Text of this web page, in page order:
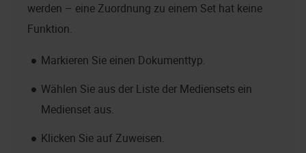
werden – eine Zuordnung zu einem Set hat keine
Funktion.
Markieren Sie einen Dokumenttyp.
Wählen Sie aus der Liste der Mediensets ein
Medienset aus.
Klicken Sie auf Zuweisen.